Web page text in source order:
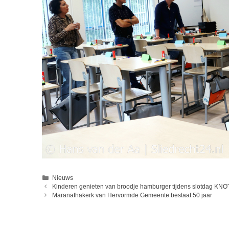
Categorieën
Nieuws
Kinderen genieten van broodje hamburger tijdens slotdag
Maranathakerk van Hervormde Gemeente bestaat 50 jaar